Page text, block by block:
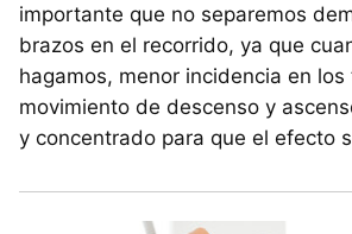
importante que no separemos
brazos en el recorrido, ya que
hagamos, menor incidencia en los
movimiento de descenso y
y concentrado para que el efecto